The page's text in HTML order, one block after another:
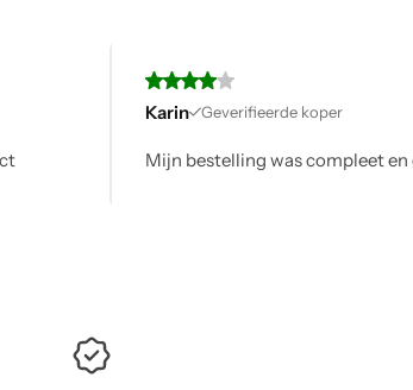
Karin Geverifieerde koper
Mijn bestelling was compleet